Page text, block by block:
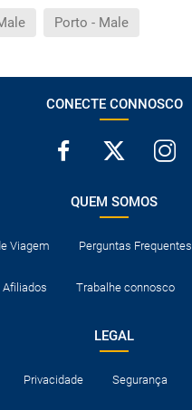
Porto - Male
CONECTE CONNOSCO
QUEM SOMOS
Viagem Perguntas Frequentes
Afiliados Trabalhe connosco
LEGAL
Privacidade Segurança